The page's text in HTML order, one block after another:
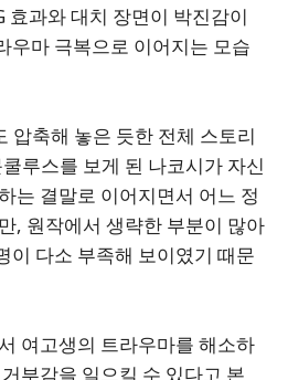
효과와 대치 장면이 박진감이
우마 극복으로 이어지는 모습
압축해 놓은 듯한 전체 스토리
루스를 보게 된 나코시가 자신
는 결말로 이어지면서 어느 정
, 원작에서 생략한 부분이 많아
이 다소 부족해 보이였기 때문
여고생의 트라우마를 해소하
부감을 일으킬 수 있다고 본